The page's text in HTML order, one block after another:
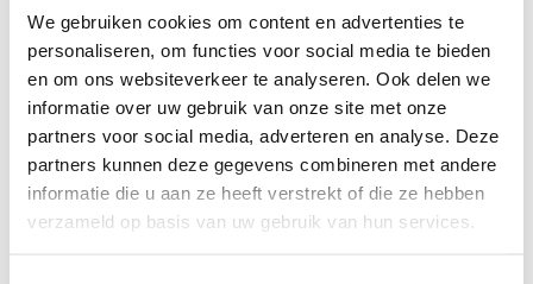
We gebruiken cookies om content en advertenties te
personaliseren, om functies voor social media te bieden
en om ons websiteverkeer te analyseren. Ook delen we
informatie over uw gebruik van onze site met onze
partners voor social media, adverteren en analyse. Deze
partners kunnen deze gegevens combineren met andere
informatie die u aan ze heeft verstrekt of die ze hebben
verzameld op basis van uw gebruik van hun services.